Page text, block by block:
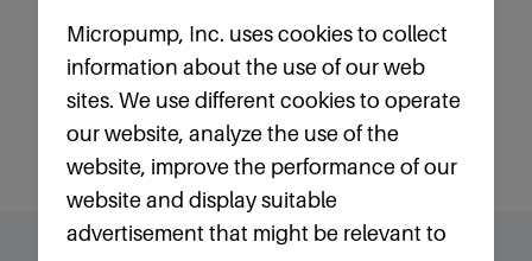
查看驱动器
请参阅技术
Micropump, Inc. uses cookies to collect
information about the use of our web
sites. We use different cookies to operate
our website, analyze the use of the
website, improve the performance of our
website and display suitable
advertisement that might be relevant to